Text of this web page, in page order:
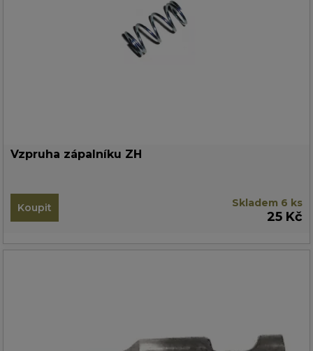
Vzpruha zápalníku ZH
Koupit Skladem 6 ks
25 Kč